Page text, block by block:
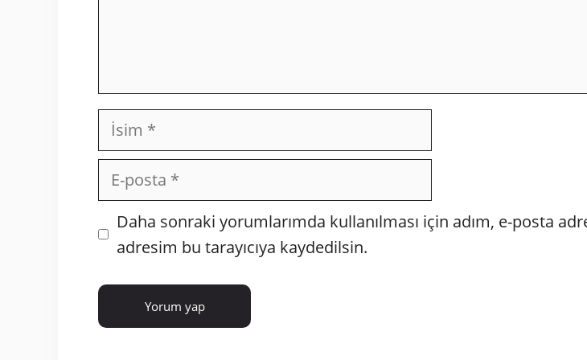
İsim
posta
İnternet
sitesi
Daha sonraki yorumlarımda kullanılması için adım, e-posta
adresim bu tarayıcıya kaydedilsin.